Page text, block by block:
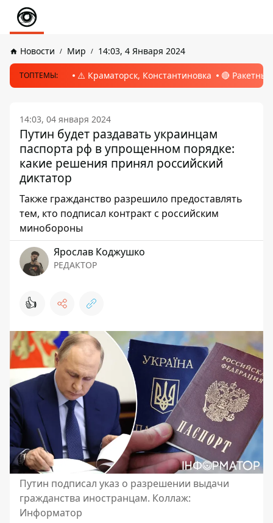
Новости Мир 14:03, 4 Января 2024
ТОПТЕМЫ: ⚠️ Краматорск, Константиновка 🔴
14:03, 04 января 2024
Путин будет раздавать украинцам
паспорта рф в упрощенном порядке:
какие решения принял российский
диктатор
Также гражданство разрешило предоставлять
тем, кто подписал контракт с российским
минобороны
Ярослав Коджушко
РЕДАКТОР
👍
Путин подписал указ о разрешении выдачи
гражданства иностранцам. Коллаж:
Информатор